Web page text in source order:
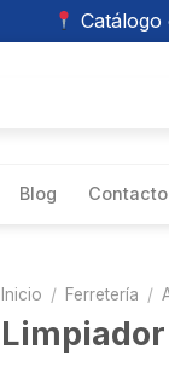
Catálogo
Blog Contacto
Inicio / Ferretería /